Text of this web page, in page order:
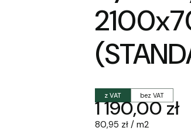
z VAT bez VAT
Cena
1 190,00 zł
80,95 zł / m2